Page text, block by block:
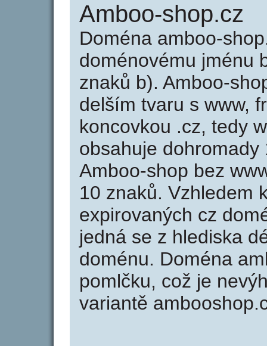
Amboo-shop.cz
Doména amboo-
doménovému jménu
znaků b). Amboo-
delším tvaru s www,
koncovkou .cz, tedy
obsahuje
Amboo-shop bez
10 znaků. Vzhledem
expirovaných cz
jedná se z hlediska
doménu. Doména
pomlčku, což je
variantě